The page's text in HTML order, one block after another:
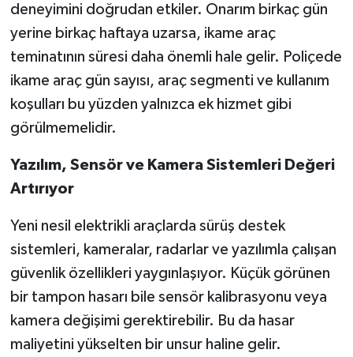
deneyimini doğrudan etkiler. Onarım birkaç gün
yerine birkaç haftaya uzarsa, ikame araç
teminatının süresi daha önemli hale gelir. Poliçede
ikame araç gün sayısı, araç segmenti ve kullanım
koşulları bu yüzden yalnızca ek hizmet gibi
görülmemelidir.
Yazılım, Sensör ve Kamera Sistemleri Değeri
Artırıyor
Yeni nesil elektrikli araçlarda sürüş destek
sistemleri, kameralar, radarlar ve yazılımla çalışan
güvenlik özellikleri yaygınlaşıyor. Küçük görünen
bir tampon hasarı bile sensör kalibrasyonu veya
kamera değişimi gerektirebilir. Bu da hasar
maliyetini yükselten bir unsur haline gelir.